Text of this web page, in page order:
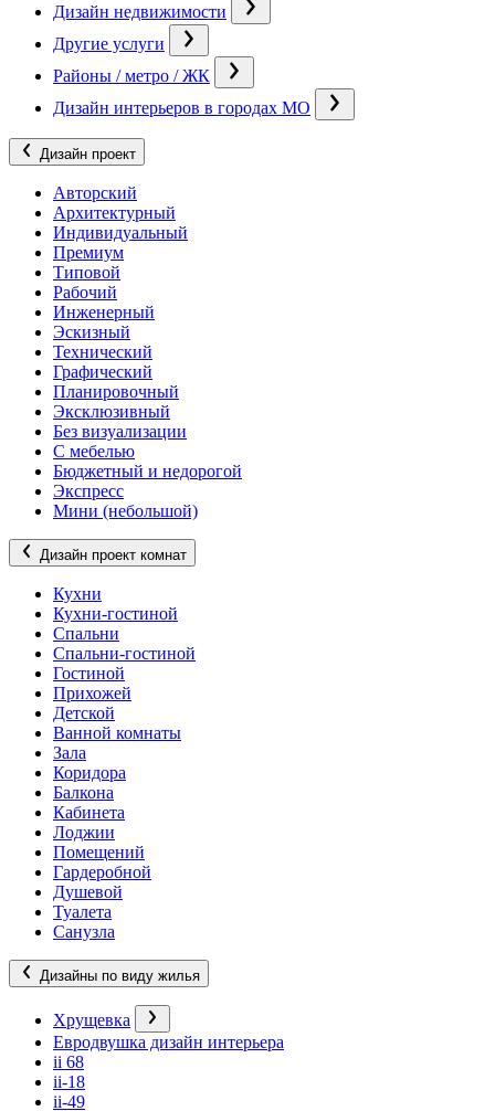
Дизайн недвижимости
Другие услуги
Районы / метро / ЖК
Дизайн интерьеров в городах МО
Дизайн проект
Авторский
Архитектурный
Индивидуальный
Премиум
Типовой
Рабочий
Инженерный
Эскизный
Технический
Графический
Планировочный
Эксклюзивный
Без визуализации
С мебелью
Бюджетный и недорогой
Экспресс
Мини (небольшой)
Дизайн проект комнат
Кухни
Кухни-гостиной
Спальни
Спальни-гостиной
Гостиной
Прихожей
Детской
Ванной комнаты
Зала
Коридора
Балкона
Кабинета
Лоджии
Помещений
Гардеробной
Душевой
Туалета
Санузла
Дизайны по виду жилья
Хрущевка
Евродвушка дизайн интерьера
ii 68
ii-18
ii-49